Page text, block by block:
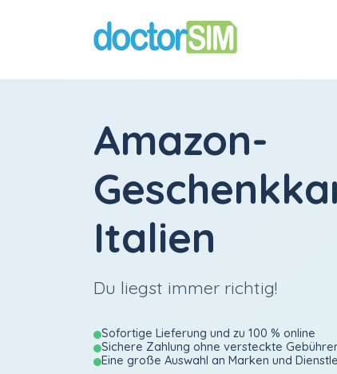
Amazon-
Italien
Du liegst immer richtig!
Sofortige Lieferung und zu 100 % online
Sichere Zahlung ohne versteckte
Eine große Auswahl an Marken und